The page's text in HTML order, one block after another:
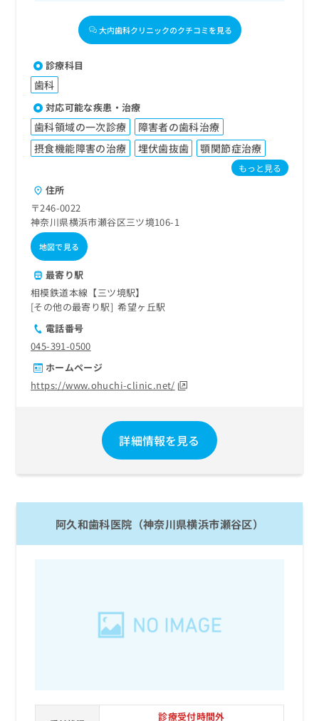
大内歯科クリニックのクチコミを見る
診療科目
歯科
対応可能な疾患・治療
歯科領域の一次診療
障害者の歯科治療
摂食機能障害の治療
埋伏歯抜歯 顎関節症治療
もっと見る
住所
〒246-0022
神奈川県横浜市瀬谷区三ツ境106-1
地図で見る
最寄り駅
相模鉄道本線【三ツ境駅】
その他の最寄り駅
希望ヶ丘駅
電話番号
045-391-0500
ホームページ
https://www.ohuchi-clinic.net/
詳細情報を見る
阿久和歯科医院（神奈川県横浜市瀬谷区）
診療受付時間外